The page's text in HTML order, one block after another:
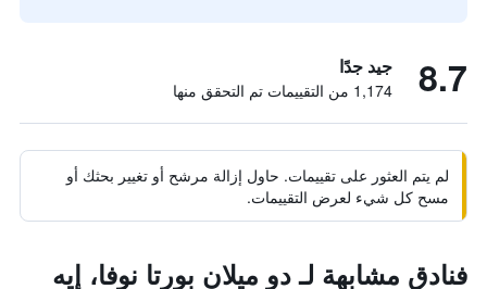
8.7 جيد جدًا
1,174 من التقييمات تم التحقق منها
لم يتم العثور على تقييمات. حاول إزالة مرشح أو تغيير بحثك أو
مسح كل شيء لعرض التقييمات.
فنادق مشابهة لـ دو ميلان بورتا نوفا، إيه